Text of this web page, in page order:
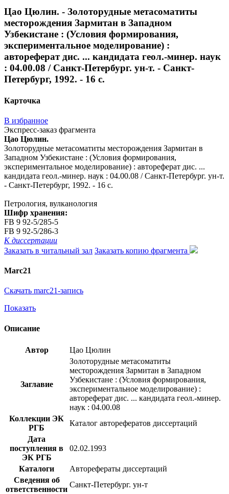
Цао Цюлин. - Золоторудные метасоматиты
месторождения Зармитан в Западном
Узбекистане : (Условия формирования,
экспериментальное моделирование) :
автореферат дис. ... кандидата геол.-минер. наук
: 04.00.08 / Санкт-Петербург. ун-т. - Санкт-
Петербург, 1992. - 16 с.
Карточка
В избранное
Экспресс-заказ фрагмента
Цао Цюлин.
Золоторудные метасоматиты месторождения Зармитан в
Западном Узбекистане : (Условия формирования,
экспериментальное моделирование) : автореферат дис. ...
кандидата геол.-минер. наук : 04.00.08 / Санкт-Петербург. ун-т.
- Санкт-Петербург, 1992. - 16 с.
Петрология, вулканология
Шифр хранения:
FB 9 92-5/285-5
FB 9 92-5/286-3
К диссертации
Заказать в читальный зал Заказать копию фрагмента
Marc21
Скачать marc21-запись
Показать
Описание
Автор Цао Цюлин
Заглавие
Золоторудные метасоматиты
месторождения Зармитан в Западном
Узбекистане : (Условия формирования,
экспериментальное моделирование) :
автореферат дис. ... кандидата геол.-минер.
наук : 04.00.08
Коллекции ЭК
РГБ
Каталог авторефератов диссертаций
Дата
поступления в
ЭК РГБ
02.02.1993
Каталоги
Авторефераты диссертаций
Сведения об
ответственности
Санкт-Петербург. ун-т